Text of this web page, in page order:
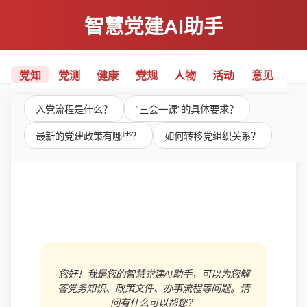
智慧党建AI助手
党知 党测 健康 党规 人物 活动 意见
您好！我是您的智慧党建AI助手，可以为您解
答党务知识、政策文件、办事流程等问题。请
入党流程是什么？ “三会一课”的具体要求？
最新的党建政策有哪些？ 如何转移党组织关系？